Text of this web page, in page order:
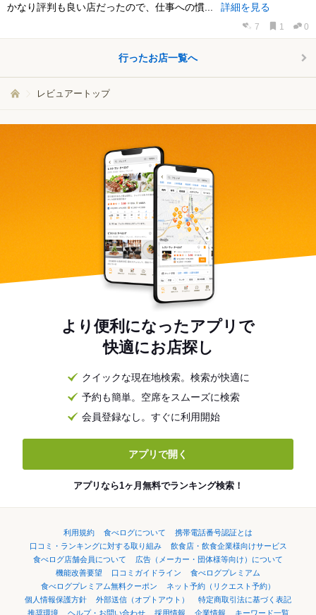
かなり評判も良い店だったので、仕事への慣...
詳細を見る
7 1 0
行ったお店一覧へ
レビュアートップ
より便利になったアプリで
快適にお店探し
クイックな現在地検索。検索が快適に
予約も簡単。空席をスムーズに検索
会員登録なし。すぐに利用開始
アプリで開く
アプリなら1ヶ月無料でランキング検索！
利用規約 食べログについて
携帯電話番号認証とは
口コミ・ランキングに対する取り組み
飲食店・飲食企業様向けサービス
食べログ店舗会員について
広告（メーカー・団体様等向け）について
機能改善要望
口コミガイドライン
食べログプレミアム
食べログプレミアム無料クーポン
ネット予約（リクエスト予約）
個人情報保護方針
外部送信（オプトアウト）
特定商取引法に基づく表記
推奨環境
ヘルプ・お問い合わせ 採用情報 企業情報 キーワード一覧